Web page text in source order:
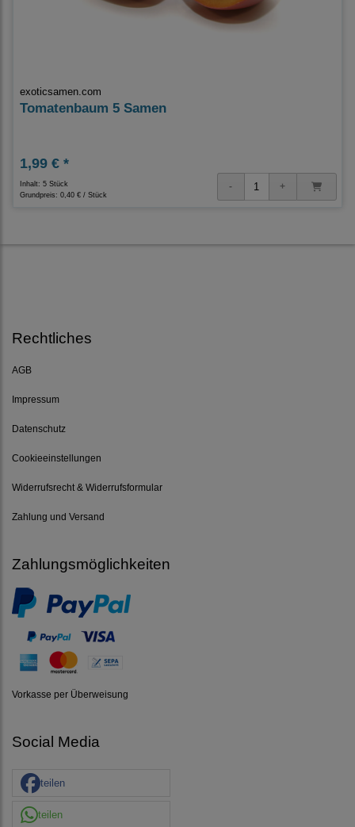
exoticsamen.com
Tomatenbaum 5 Samen
1,99 € *
Inhalt: 5 Stück
Grundpreis: 0,40 € / Stück
Rechtliches
AGB
Impressum
Datenschutz
Cookieeinstellungen
Widerrufsrecht & Widerrufsformular
Zahlung und Versand
Zahlungsmöglichkeiten
Vorkasse per Überweisung
Social Media
teilen
teilen